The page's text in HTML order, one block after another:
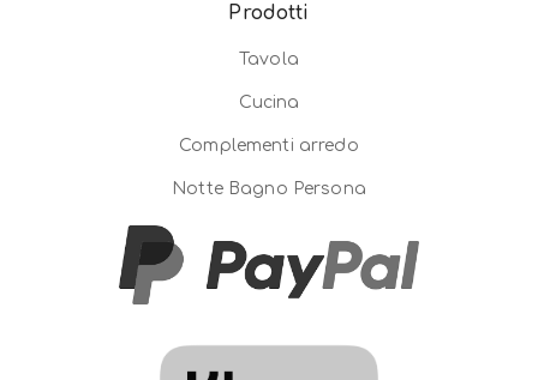
Prodotti
Tavola
Cucina
Complementi arredo
Notte Bagno Persona